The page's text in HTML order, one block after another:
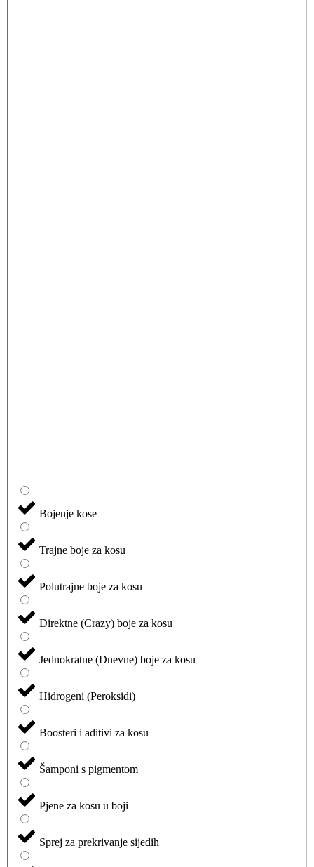
Bojenje kose
Trajne boje za kosu
Polutrajne boje za kosu
Direktne (Crazy) boje za kosu
Jednokratne (Dnevne) boje za kosu
Hidrogeni (Peroksidi)
Boosteri i aditivi za kosu
Šamponi s pigmentom
Pjene za kosu u boji
Sprej za prekrivanje sijedih